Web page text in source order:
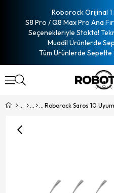
Roborock Orijinal
S8 Pro / Q8 Max Pro Ana
Seçenekleriyle Stokta!
Muadil Ürünlerde
Tüm Ürünlerde
Roborock Saros 10